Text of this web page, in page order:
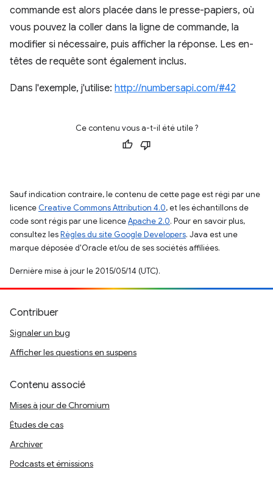
commande est alors placée dans le presse-papiers, où
vous pouvez la coller dans la ligne de commande, la
modifier si nécessaire, puis afficher la réponse. Les en-
têtes de requête sont également inclus.
Dans l'exemple, j'utilise: http://numbersapi.com/#42
Ce contenu vous a-t-il été utile ?
Sauf indication contraire, le contenu de cette page est régi par une
licence Creative Commons Attribution 4.0, et les échantillons de
code sont régis par une licenceApache 2.0. Pour en savoir plus,
consultez lesRègles du site Google Developers. Java est une
marque déposée d'Oracle et/ou de ses sociétés affiliées.
Dernière mise à jour le 2015/05/14 (UTC).
Contribuer
Signaler un bug
Afficher les questions en suspens
Contenu associé
Mises à jour de Chromium
Études de cas
Archiver
Podcasts et émissions